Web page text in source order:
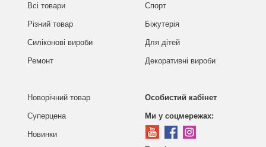
Всі товари
Різний товар
Силіконові вироби
Ремонт
Спорт
Біжутерія
Для дітей
Декоративні вироби
Новорічний товар
Суперцена
Новинки
Особистий кабінет
Ми у соцмережах: